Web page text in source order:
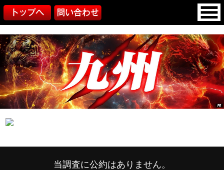
当調査に公約はありません。